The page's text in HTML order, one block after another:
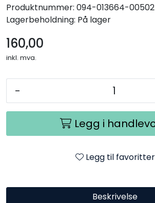
Produktnummer: 094-013664-00502
Lagerbeholdning: På lager
160,00
inkl. mva.
-
Legg i
Legg til favoritter
Beskrivelse